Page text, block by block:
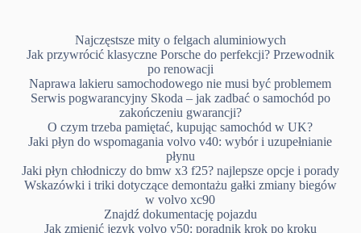
Najczęstsze mity o felgach aluminiowych
Jak przywrócić klasyczne Porsche do perfekcji? Przewodnik
po renowacji
Naprawa lakieru samochodowego nie musi być problemem
Serwis pogwarancyjny Skoda – jak zadbać o samochód po
zakończeniu gwarancji?
O czym trzeba pamiętać, kupując samochód w UK?
Jaki płyn do wspomagania volvo v40: wybór i uzupełnianie
płynu
Jaki płyn chłodniczy do bmw x3 f25? najlepsze opcje i porady
Wskazówki i triki dotyczące demontażu gałki zmiany biegów
w volvo xc90
Znajdź dokumentację pojazdu
Jak zmienić język volvo v50: poradnik krok po kroku